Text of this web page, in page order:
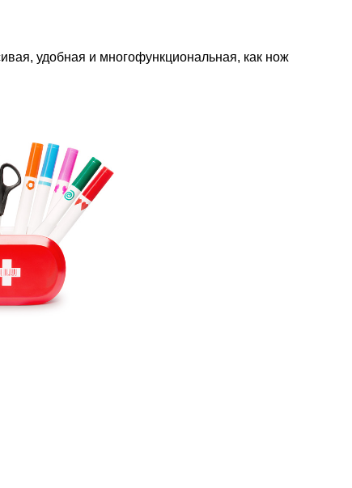
удобная и многофункциональная, как нож